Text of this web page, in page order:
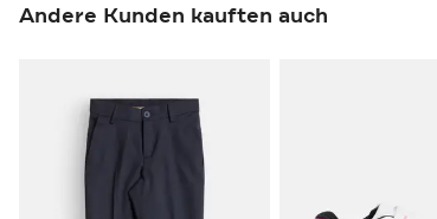
Andere Kunden kauften auch